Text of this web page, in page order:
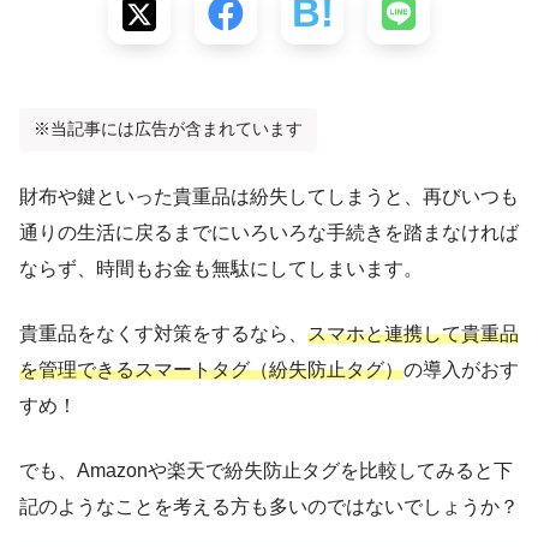
※当記事には広告が含まれています
財布や鍵といった貴重品は紛失してしまうと、再びいつも
通りの生活に戻るまでにいろいろな手続きを踏まなければ
ならず、時間もお金も無駄にしてしまいます。
貴重品をなくす対策をするなら、 スマホと連携して貴重品
を管理できるスマートタグ（紛失防止タグ）の導入がおす
すめ！
でも、Amazonや楽天で紛失防止タグを比較してみると下
記のようなことを考える方も多いのではないでしょうか？